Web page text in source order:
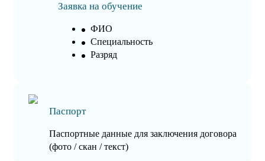
Заявка на обучение
ФИО
Специальность
Разряд
Паспорт
Паспортные данные для заключения договора
(фото / скан / текст)